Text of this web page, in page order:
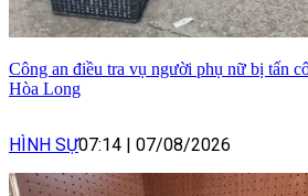
Công an điều tra vụ người phụ nữ bị tấn
Hòa Long
HÌNH SỰ07:14 | 07/08/2026